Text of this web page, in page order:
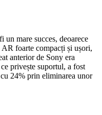
un mare succes, deoarece
foarte compacți și ușori,
anterior de Sony era
privește suportul, a fost
24% prin eliminarea unor